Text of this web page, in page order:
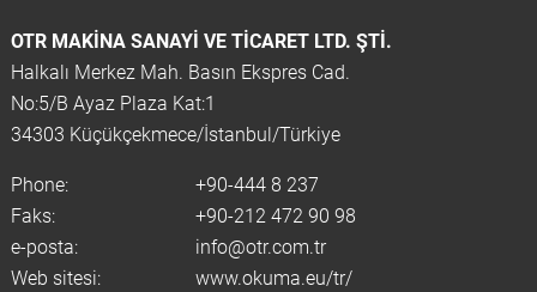
OTR MAKINA SANAYI VE TICARET LTD. ŞTİ.
Halkalı Merkez Mah. Basın Ekspres Cad.
No:5/B Ayaz Plaza Kat:1
34303 Küçükçekmece/İstanbul/Türkiye
Phone:
+90-444 8 237
Faks:
+90-212 472 90 98
e-posta:
info@otr.com.tr
Web sitesi:
www.okuma.eu/tr/